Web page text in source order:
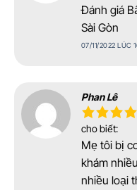
Đánh giá
Sài Gòn
07/11/2022 LÚC
Phan Lê
cho biết:
Mẹ tôi bị
khám
nhiều loại